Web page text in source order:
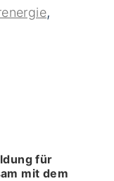
,
für
mit dem